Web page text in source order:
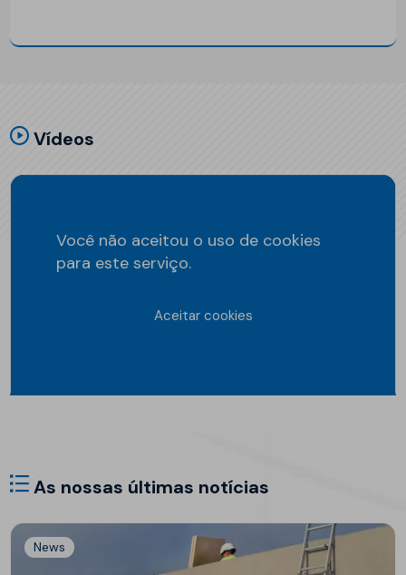
Vídeos
Você não aceitou o uso de cookies
para este serviço.
Aceitar cookies
As nossas últimas notícias
News